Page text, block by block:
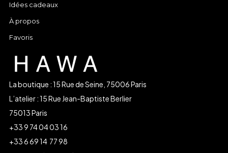
La boutique : 15 Rue de Seine, 75006 Paris
L’atelier : 15 Rue Jean-Baptiste Berlier
75013 Paris
+33 9 74 04 03 16
+33 6 69 14 77 98
Idées cadeaux
À propos
Favoris